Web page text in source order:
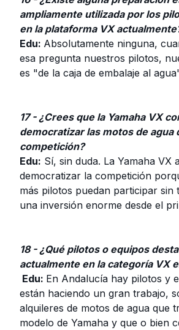
ampliamente utilizada por los
en la plataforma VX
Edu: Absolutamente ninguna,
esa pregunta nuestros pilotos,
es "de la caja de embalaje al
17 - ¿Crees que la Yamaha VX
democratizar las motos de agua
competición?
Edu: Sí, sin duda. La Yamaha VX
democratizar la competición
más pilotos puedan participar sin
una inversión enorme desde el
18 - ¿Qué pilotos o equipos
actualmente en la categoría VX
Edu: En Andalucía hay pilotos y
están haciendo un gran trabajo,
alquileres de motos de agua que
modelo de Yamaha y que o bien